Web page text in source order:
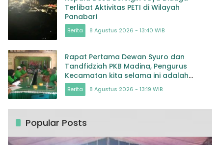
Terlibat Aktivitas PETI di Wilayah
Panabari
Berita 8 Agustus 2026 - 13:40 WIB
Rapat Pertama Dewan Syuro dan
Tandfidziah PKB Madina, Pengurus
Kecamatan kita selama ini adalah
Tokoh
Berita 8 Agustus 2026 - 13:19 WIB
Popular Posts